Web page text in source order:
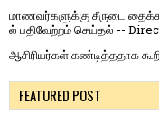
மாணவர்களுக்கு சீருடை
ல் பதிவேற்றம் செய்தல் --
ஆசிரியர்கள் கண்டித்ததாக
FEATURED POST